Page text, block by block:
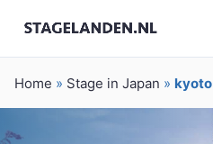
Home » Stage in Japan » kyoto